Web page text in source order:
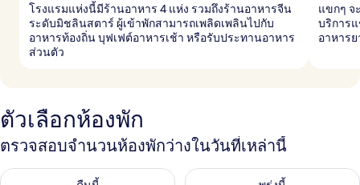
โรงแรมแห่งนี้มีร้านอาหาร 4 แห่ง รวมถึงร้านอาหารจีน
ระดับมิชลินสตาร์ ผู้เข้าพักสามารถเพลิดเพลินไปกับ
อาหารท้องถิ่น บุฟเฟต์อาหารเช้า หรือรับประทานอาหาร
ส่วนตัว
แขกๆ
บริการ
อาหาร
ตัวเลือกห้องพัก
ตรวจสอบจำนวนห้องพักว่างในวันที่เหล่านี้
ตรวจสอบจำนวนห้องพักว่างในคืนนี้ ส.ค. 8 - ส.ค. 9
ตรวจสอบจำนวนห้องพักว่างใน